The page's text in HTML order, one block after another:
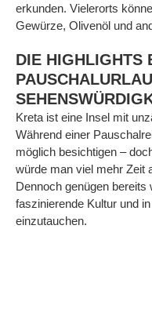
erkunden. Vielerorts
Gewürze, Olivenöl und
DIE HIGHLIGHTS
Kreta ist eine Insel mit
Während einer
möglich besichtigen –
würde man viel mehr Zeit
Dennoch genügen bereits
faszinierende Kultur und
einzutauchen.